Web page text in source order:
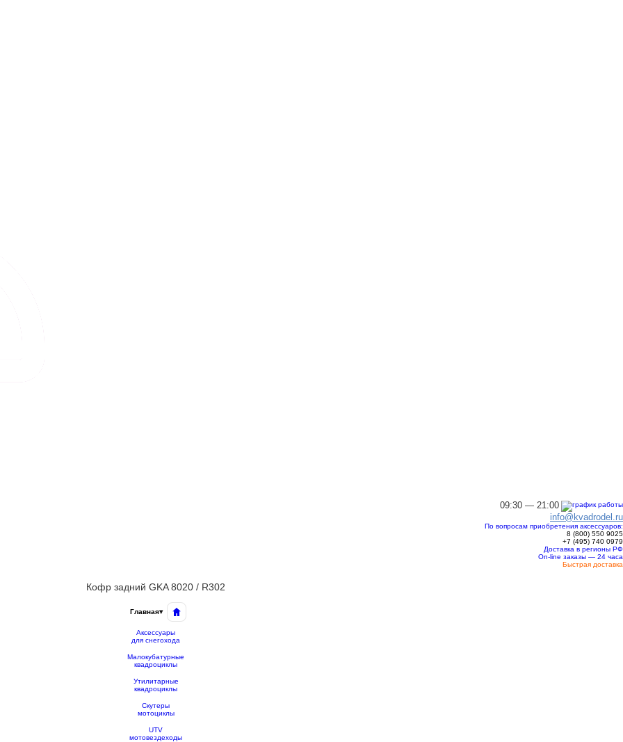
09:30 — 21:00
info@kvadrodel.ru
По вопросам приобретения аксессуаров:
8 (800) 550 9025
+7 (495) 740 0979
Доставка в регионы РФ
On-line заказы — 24 часа
Быстрая доставка
Кофр задний GKA 8020 / R302
Главная▾
Аксессуары
для снегохода
Малокубатурные
квадроциклы
Утилитарные
квадроциклы
Скутеры
мотоциклы
UTV
мотовездеходы